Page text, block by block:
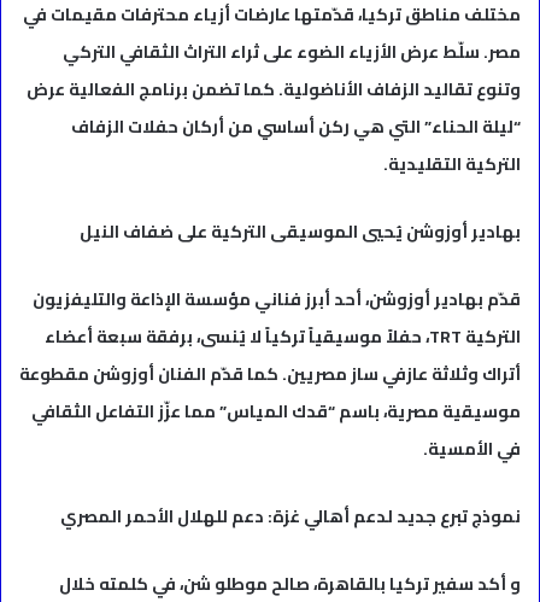
مختلف مناطق تركيا، قدّمتها عارضات أزياء محترفات مقيمات في
مصر. سلّط عرض الأزياء الضوء على ثراء التراث الثقافي التركي
وتنوع تقاليد الزفاف الأناضولية. كما تضمن برنامج الفعالية عرض
“ليلة الحناء” التي هي ركن أساسي من أركان حفلات الزفاف
التركية التقليدية.
بهادير أوزوشن يُحيي الموسيقى التركية على ضفاف النيل
قدّم بهادير أوزوشن، أحد أبرز فناني مؤسسة الإذاعة والتليفزيون
التركية TRT، حفلاً موسيقياً تركياً لا يُنسى، برفقة سبعة أعضاء
أتراك وثلاثة عازفي ساز مصريين. كما قدّم الفنان أوزوشن مقطوعة
موسيقية مصرية، باسم “قدك المياس” مما عزّز التفاعل الثقافي
في الأمسية.
نموذج تبرع جديد لدعم أهالي غزة: دعم للهلال الأحمر المصري
و أكد سفير تركيا بالقاهرة، صالح موطلو شن، في كلمته خلال